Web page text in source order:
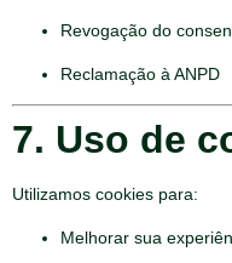
Revogação do
Reclamação à ANPD
7. Uso de
Utilizamos cookies para:
Melhorar sua